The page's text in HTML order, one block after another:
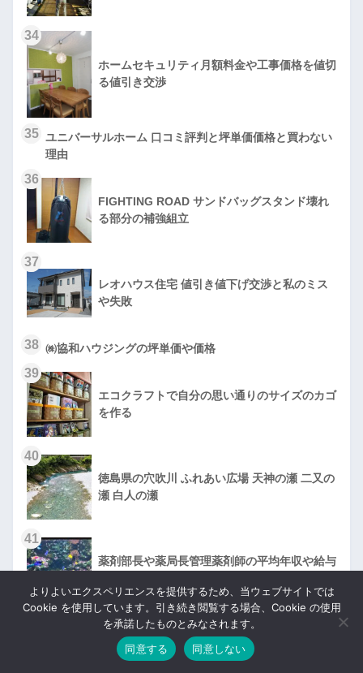
34
ホームセキュリティ月額料金や工事価格を値切
る値引き交渉
35 ユニバーサルホーム 口コミ評判と坪単価価格と買わない
理由
36
FIGHTING ROAD サンドバッグスタンド壊れ
る部分の補強組立
37
レオハウス住宅 値引き値下げ交渉と私のミス
や失敗
38 ㈱協和ハウジングの坪単価や価格
39
エコクラフトで自分の思い通りのサイズのカゴ
を作る
40
徳島県の穴吹川 ふれあい広場 天神の瀬 二又の
瀬 白人の瀬
41
薬剤部長や薬局長管理薬剤師の平均年収や給与
鬼丸ホーム㈱の坪単価や価格
よりよいエクスペリエンスを提供するため、当ウェブサイトでは
Cookie を使用しています。引き続き閲覧する場合、Cookie の使用
を承諾したものとみなされます。
同意する
同意しない